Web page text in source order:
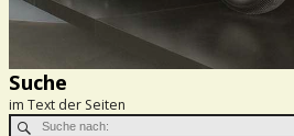
Suche
im Text der Seiten